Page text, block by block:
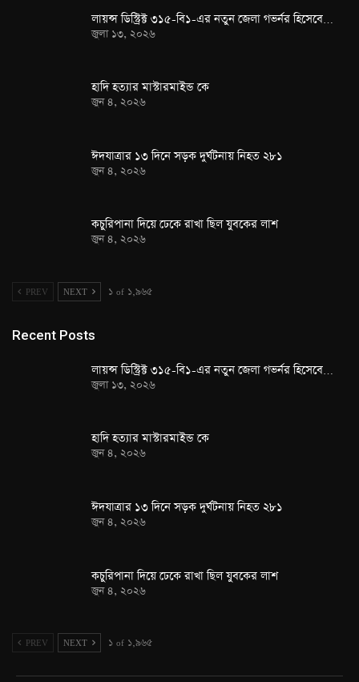
লায়ন্স ডিস্ট্রিক্ট ৩১৫-বি১-এর নতুন জেলা গভর্নর হিসেবে…
জুলা ১৩, ২০২৬
হাদি হত্যার মাস্টারমাইন্ড কে
জুন ৪, ২০২৬
ঈদযাত্রার ১৩ দিনে সড়ক দুর্ঘটনায় নিহত ২৮১
জুন ৪, ২০২৬
কচুরিপানা দিয়ে ঢেকে রাখা ছিল যুবকের লাশ
জুন ৪, ২০২৬
PREV NEXT ১ of ১,৯৬৫
Recent Posts
লায়ন্স ডিস্ট্রিক্ট ৩১৫-বি১-এর নতুন জেলা গভর্নর হিসেবে…
জুলা ১৩, ২০২৬
হাদি হত্যার মাস্টারমাইন্ড কে
জুন ৪, ২০২৬
ঈদযাত্রার ১৩ দিনে সড়ক দুর্ঘটনায় নিহত ২৮১
জুন ৪, ২০২৬
কচুরিপানা দিয়ে ঢেকে রাখা ছিল যুবকের লাশ
জুন ৪, ২০২৬
PREV NEXT ১ of ১,৯৬৫